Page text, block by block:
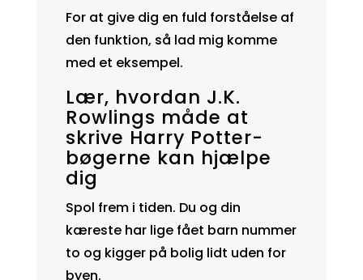
For at give dig en fuld forståelse af
den funktion, så lad mig komme
med et eksempel.
Lær, hvordan J.K.
Rowlings måde at
skrive Harry Potter-
bøgerne kan hjælpe
dig
Spol frem i tiden. Du og din
kæreste har lige fået barn nummer
to og kigger på bolig lidt uden for
byen.